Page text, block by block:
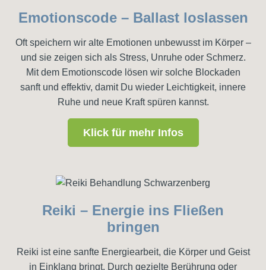
Emotionscode – Ballast loslassen
Oft speichern wir alte Emotionen unbewusst im Körper –
und sie zeigen sich als Stress, Unruhe oder Schmerz.
Mit dem Emotionscode lösen wir solche Blockaden
sanft und effektiv, damit Du wieder Leichtigkeit, innere
Ruhe und neue Kraft spüren kannst.
Klick für mehr Infos
Reiki – Energie ins Fließen
bringen
Reiki ist eine sanfte Energiearbeit, die Körper und Geist
in Einklang bringt. Durch gezielte Berührung oder